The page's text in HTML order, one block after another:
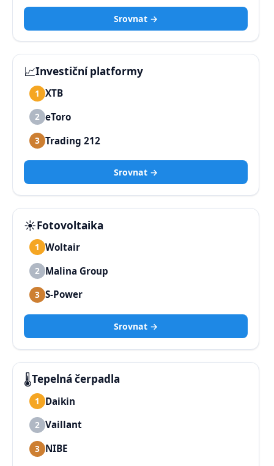
Srovnat →
📈Investiční platformy
1 XTB
2 eToro
3 Trading 212
Srovnat →
☀️Fotovoltaika
1 Woltair
2 Malina Group
3 S-Power
Srovnat →
🌡️Tepelná čerpadla
1 Daikin
2 Vaillant
3 NIBE